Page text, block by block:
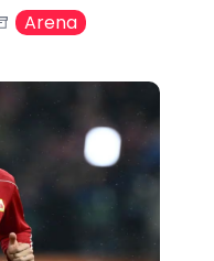
Arena